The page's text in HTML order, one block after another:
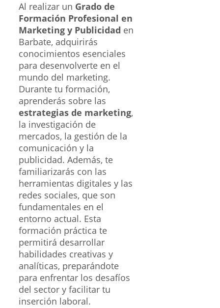
Al realizar un Grado de
Formación Profesional en
Marketing y Publicidad en
Barbate, adquirirás
conocimientos esenciales
para desenvolverte en el
mundo del marketing.
Durante tu formación,
aprenderás sobre las
estrategias de marketing,
la investigación de
mercados, la gestión de la
comunicación y la
publicidad. Además, te
familiarizarás con las
herramientas digitales y las
redes sociales, que son
fundamentales en el
entorno actual. Esta
formación práctica te
permitirá desarrollar
habilidades creativas y
analíticas, preparándote
para enfrentar los desafíos
del sector y facilitar tu
inserción laboral.